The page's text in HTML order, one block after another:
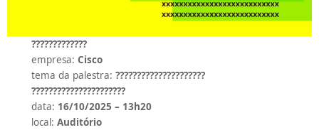
?????????????
empresa:Cisco
tema da palestra:?????????????????????
??????????????????????
data: 16/10/2025 – 13h20
local:Auditório